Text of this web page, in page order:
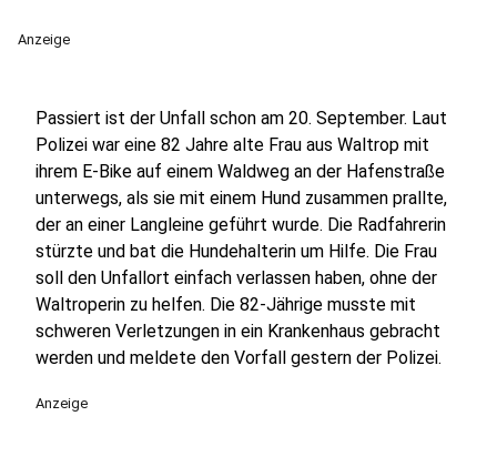
Anzeige
Passiert ist der Unfall schon am 20. September. Laut
Polizei war eine 82 Jahre alte Frau aus Waltrop mit
ihrem E-Bike auf einem Waldweg an der Hafenstraße
unterwegs, als sie mit einem Hund zusammen prallte,
der an einer Langleine geführt wurde. Die Radfahrerin
stürzte und bat die Hundehalterin um Hilfe. Die Frau
soll den Unfallort einfach verlassen haben, ohne der
Waltroperin zu helfen. Die 82-Jährige musste mit
schweren Verletzungen in ein Krankenhaus gebracht
werden und meldete den Vorfall gestern der Polizei.
Anzeige